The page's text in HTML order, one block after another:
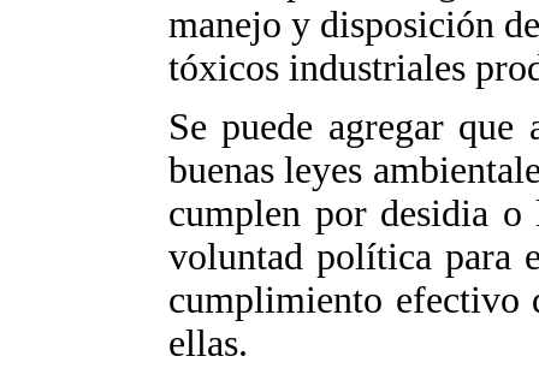
manejo y disposición
tóxicos industriales
Se puede agregar
buenas leyes
cumplen por desidia
voluntad política para
cumplimiento efectivo
ellas.